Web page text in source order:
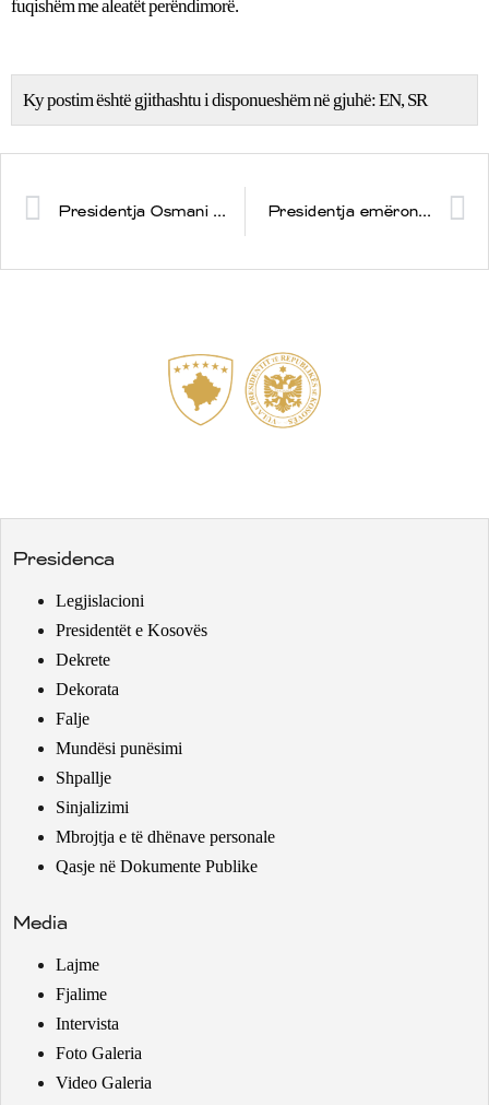
fuqishëm me aleatët perëndimorë.
Ky postim është gjithashtu i disponueshëm në gjuhë:EN SR
Presidentja Osmani përfundoi vizitën zyrtare dyditore në Estoni Presidentja emëron gjyqtarin Kreshnik Radoniqi si kryesues të ri të Komisionit Qendror të Zgjedhjeve pas lirimit nga detyra të Valdete Dakës
Presidenca
Legjislacioni
Presidentët e Kosovës
Dekrete
Dekorata
Falje
Mundësi punësimi
Shpallje
Sinjalizimi
Mbrojtja e të dhënave personale
Qasje në Dokumente Publike
Media
Lajme
Fjalime
Intervista
Foto Galeria
Video Galeria